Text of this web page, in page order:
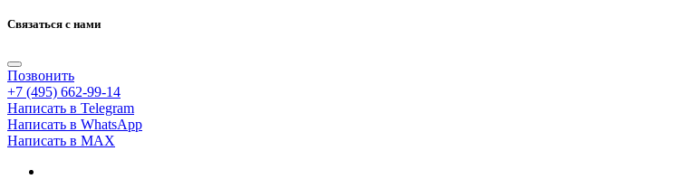
Связаться с нами
Позвонить
+7 (495) 662-99-14
Написать в Telegram
Написать в WhatsApp
Написать в MAX